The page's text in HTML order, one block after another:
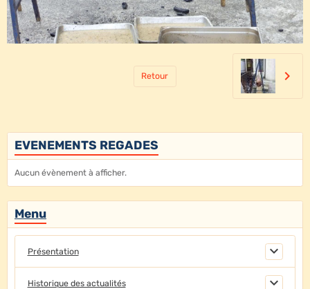
Retour
EVENEMENTS REGADES
Aucun évènement à afficher.
Menu
Présentation
Historique des actualités